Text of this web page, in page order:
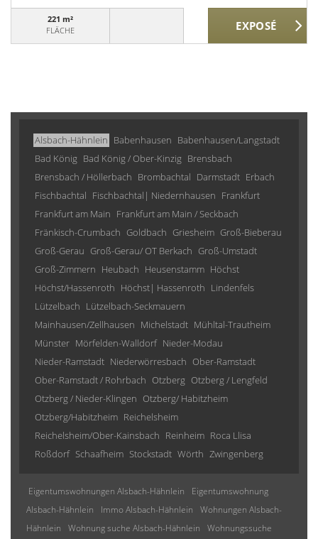
221 m²
FLÄCHE
Alsbach-Hähnlein Babenhausen Babenhausen/Langstadt
Bad König Bad König / Ober-Kinzig Brensbach
Brensbach / Höllerbach Brombachtal Darmstadt Erbach
Fischbachtal Fischbachtal| Niedernhausen Frankfurt
Frankfurt am Main Frankfurt am Main / Seckbach
Fränkisch-Crumbach Goldbach Griesheim Groß-Bieberau
Groß-Gerau Groß-Gerau/ OT Berkach Groß-Umstadt
Groß-Zimmern Heubach Heusenstamm Höchst
Höchst/Hassenroth Höchst| Hassenroth Lindenfels
Lützelbach Lützelbach-Seckmauern
Mainhausen/Zellhausen Michelstadt Mühltal-Trautheim
Münster Mörfelden-Walldorf Nieder-Modau
Nieder-Ramstadt Niederwörresbach Ober-Ramstadt
Ober-Ramstadt / Rohrbach Otzberg Otzberg / Lengfeld
Otzberg / Nieder-Klingen Otzberg/ Habitzheim
Otzberg/Habitzheim Reichelsheim
Reichelsheim/Ober-Kainsbach Reinheim Roca Llisa
Roßdorf Schaafheim Stockstadt Wörth Zwingenberg
Eigentumswohnungen Alsbach-Hähnlein
Eigentumswohnung
Alsbach-Hähnlein
Immo Alsbach-Hähnlein
Wohnungen Alsbach-
Hähnlein
Wohnung suche Alsbach-Hähnlein Wohnungssuche